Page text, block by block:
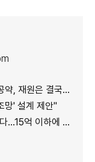
재원은 결국 '땅'
망' 설계 제안"
하에 실수요 몰려